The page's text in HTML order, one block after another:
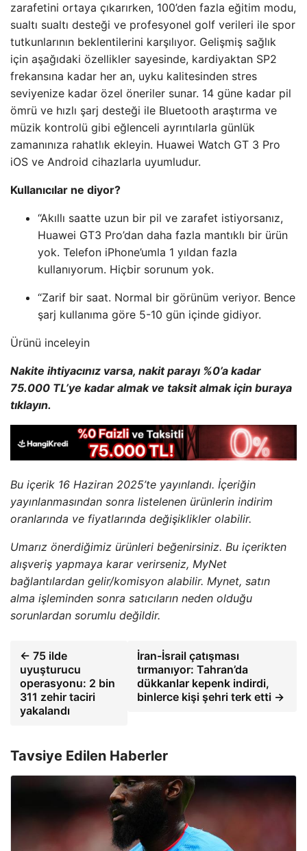
zarafetini ortaya çıkarırken, 100’den fazla eğitim modu,
sualtı sualtı desteği ve profesyonel golf verileri ile spor
tutkunlarının beklentilerini karşılıyor. Gelişmiş sağlık
için aşağıdaki özellikler sayesinde, kardiyaktan SP2
frekansına kadar her an, uyku kalitesinden stres
seviyenize kadar özel öneriler sunar. 14 güne kadar pil
ömrü ve hızlı şarj desteği ile Bluetooth araştırma ve
müzik kontrolü gibi eğlenceli ayrıntılarla günlük
zamanınıza rahatlık ekleyin. Huawei Watch GT 3 Pro
iOS ve Android cihazlarla uyumludur.
Kullanıcılar ne diyor?
“Akıllı saatte uzun bir pil ve zarafet istiyorsanız,
Huawei GT3 Pro’dan daha fazla mantıklı bir ürün
yok. Telefon iPhone’umla 1 yıldan fazla
kullanıyorum. Hiçbir sorunum yok.
“Zarif bir saat. Normal bir görünüm veriyor. Bence
şarj kullanıma göre 5-10 gün içinde gidiyor.
Ürünü inceleyin
Nakite ihtiyacınız varsa, nakit parayı %0’a kadar
75.000 TL’ye kadar almak ve taksit almak için buraya
tıklayın.
Bu içerik 16 Haziran 2025’te yayınlandı. İçeriğin
yayınlanmasından sonra listelenen ürünlerin indirim
oranlarında ve fiyatlarında değişiklikler olabilir.
Umarız önerdiğimiz ürünleri beğenirsiniz. Bu içerikten
alışveriş yapmaya karar verirseniz, MyNet
bağlantılardan gelir/komisyon alabilir. Mynet, satın
alma işleminden sonra satıcıların neden olduğu
sorunlardan sorumlu değildir.
← 75 ilde
uyuşturucu
operasyonu: 2 bin
311 zehir taciri
yakalandı
İran-İsrail çatışması
tırmanıyor: Tahran’da
dükkanlar kepenk indirdi,
binlerce kişi şehri terk etti →
Tavsiye Edilen Haberler